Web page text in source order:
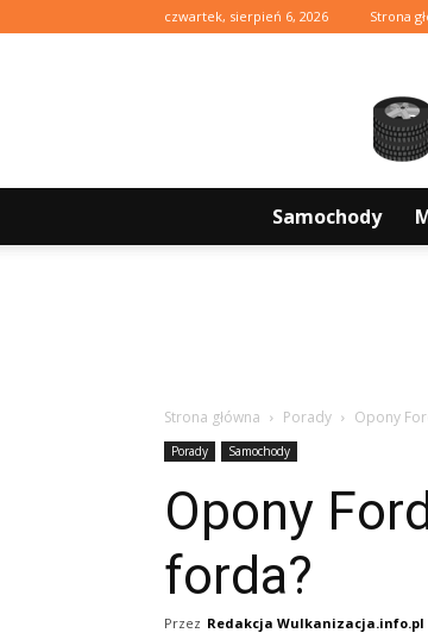
czwartek, sierpień 6, 2026 Strona
Samochody
Strona główna Porady Opony
Porady Samochody
Opony
forda?
Przez Redakcja Wulkanizacja.info.pl